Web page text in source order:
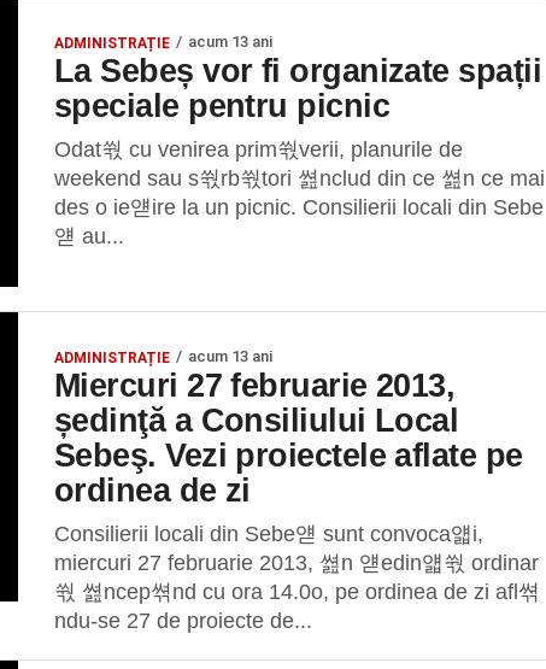
ADMINISTRAȚIE acum 13 ani
La Sebeș vor fi organizate spații
speciale pentru picnic
Odat쒃 cu venirea prim쒃verii, planurile de
weekend sau s쒃rb쒃tori 쎮nclud din ce 쎮n ce mai
des o ie얟ire la un picnic. Consilierii locali din Sebe
얟 au...
ADMINISTRAȚIE acum 13 ani
Miercuri 27 februarie 2013,
ședinţă a Consiliului Local
Sebeş. Vezi proiectele aflate pe
ordinea de zi
Consilierii locali din Sebe얟 sunt convoca얣i,
miercuri 27 februarie 2013, 쎮n 얟edin얣쒃 ordinar
쒃 쎮ncep쎢nd cu ora 14.0o, pe ordinea de zi afl쎢
ndu-se 27 de proiecte de...